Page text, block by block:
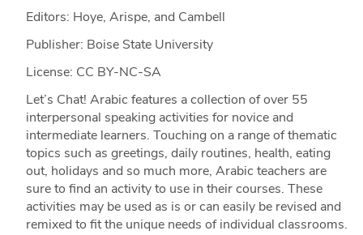
Editors: Hoye, Arispe, and Cambell
Publisher: Boise State University
License: CC BY-NC-SA
Let’s Chat! Arabic features a collection of over 55
interpersonal speaking activities for novice and
intermediate learners. Touching on a range of thematic
topics such as greetings, daily routines, health, eating
out, holidays and so much more, Arabic teachers are
sure to find an activity to use in their courses. These
activities may be used as is or can easily be revised and
remixed to fit the unique needs of individual classrooms.